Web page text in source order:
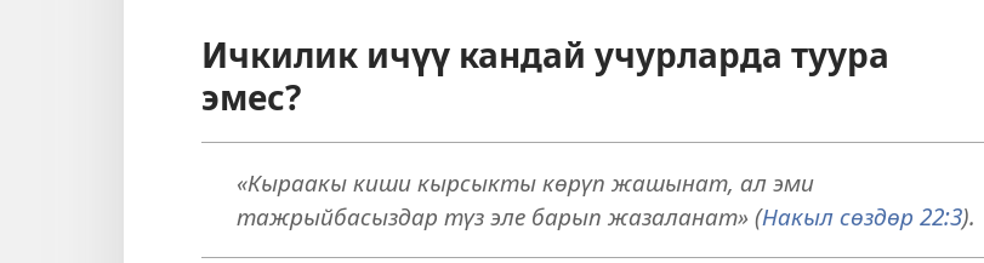
Ичкилик ичүү кандай учурларда туура
эмес?
«Кыраакы киши кырсыкты көрүп жашынат, ал эми
тажрыйбасыздар түз эле барып жазаланат» (Накыл сөздөр 22:3).